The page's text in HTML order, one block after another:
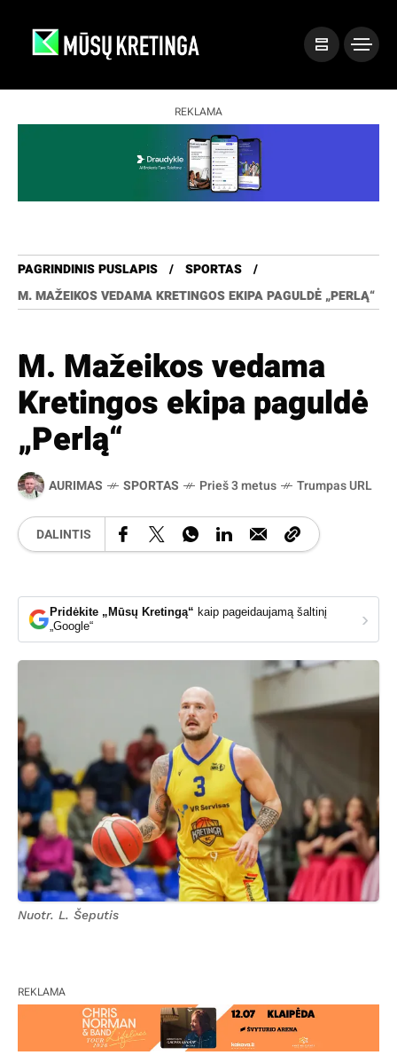
REKLAMA
PAGRINDINIS PUSLAPIS
SPORTAS
M. MAŽEIKOS VEDAMA KRETINGOS EKIPA PAGULDĖ „PERLĄ“
M. Mažeikos vedama
Kretingos ekipa paguldė
„Perlą“
AURIMAS SPORTAS Prieš 3 metus Trumpas URL
DALINTIS
Pridėkite „Mūsų Kretingą“ kaip pageidaujamą šaltinį
„Google“
›
Nuotr. L. Šeputis
REKLAMA